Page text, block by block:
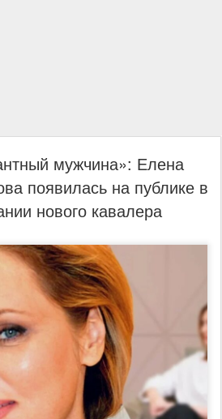
мужчина»: Елена
появилась на публике в
нового кавалера